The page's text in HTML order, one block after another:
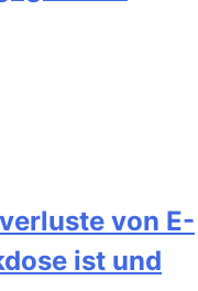
von E-
ist und